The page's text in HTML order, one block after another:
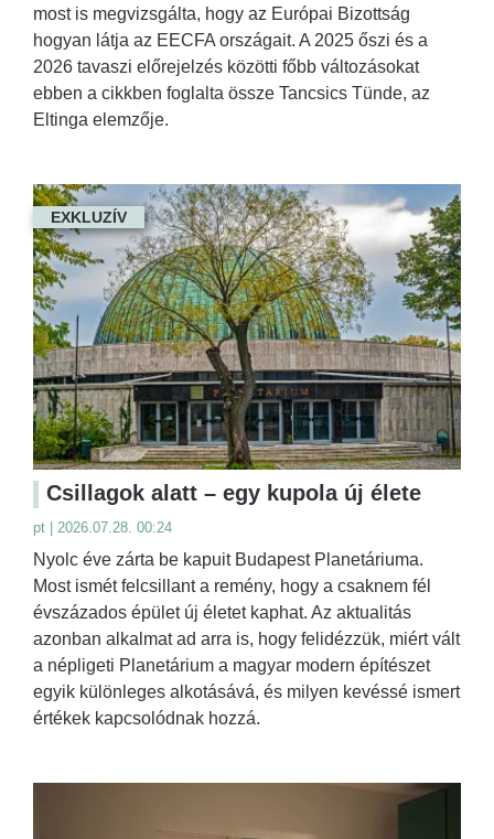
most is megvizsgálta, hogy az Európai Bizottság
hogyan látja az EECFA országait. A 2025 őszi és a
2026 tavaszi előrejelzés közötti főbb változásokat
ebben a cikkben foglalta össze Tancsics Tünde, az
Eltinga elemzője.
EXKLUZÍV
Csillagok alatt – egy kupola új élete
pt | 2026.07.28. 00:24
Nyolc éve zárta be kapuit Budapest Planetáriuma.
Most ismét felcsillant a remény, hogy a csaknem fél
évszázados épület új életet kaphat. Az aktualitás
azonban alkalmat ad arra is, hogy felidézzük, miért vált
a népligeti Planetárium a magyar modern építészet
egyik különleges alkotásává, és milyen kevéssé ismert
értékek kapcsolódnak hozzá.